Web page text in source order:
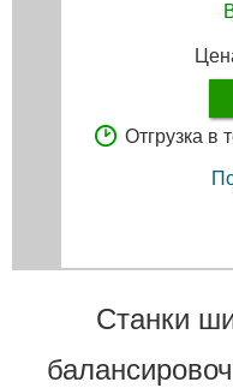
Отгрузка в
Станки